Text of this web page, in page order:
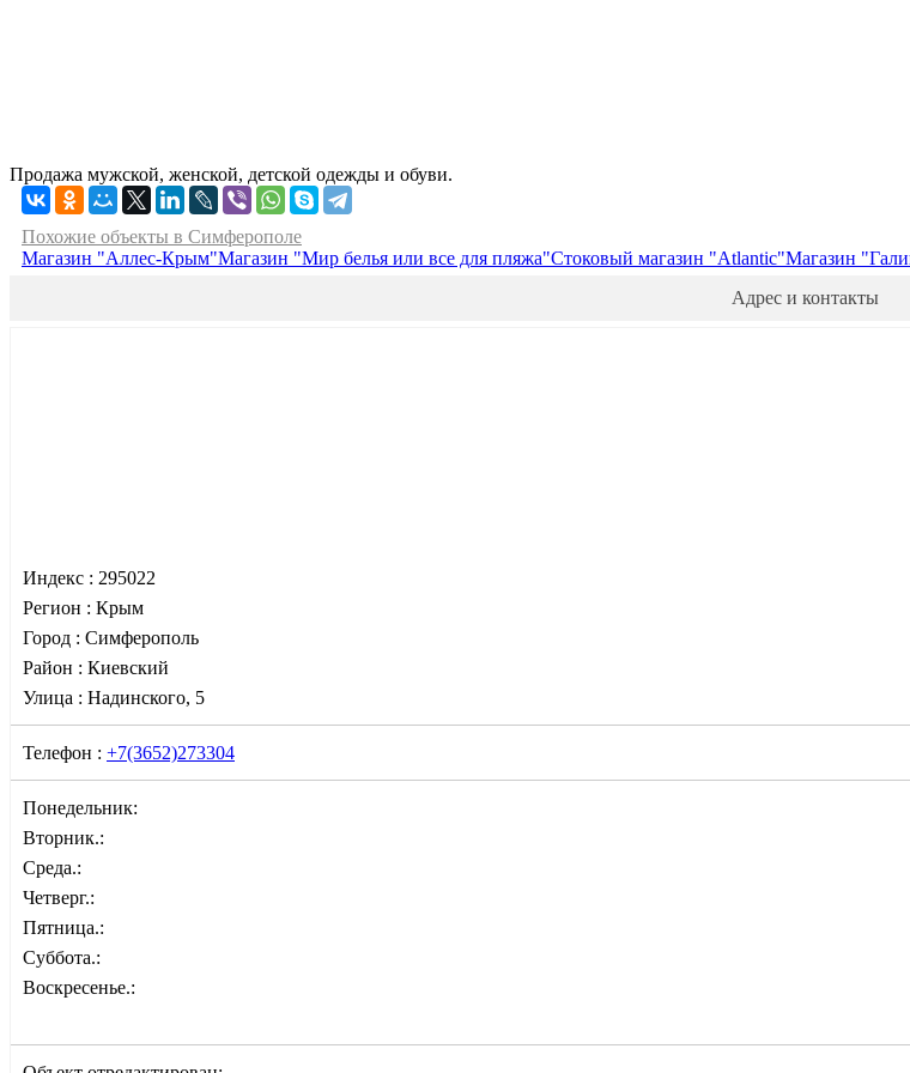
Продажа мужской, женской, детской одежды и обуви.
Похожие объекты в Симферополе
Магазин "Аллес-Крым"Магазин "Мир белья или все для пляжа"Стоковый магазин "Atlantic"Магазин
Адрес и контакты
Индекс : 295022
Регион : Крым
Город : Симферополь
Район : Киевский
Улица : Надинского, 5
Телефон : +7(3652)273304
Понедельник:
Вторник.:
Среда.:
Четверг.:
Пятница.:
Суббота.:
Воскресенье.: